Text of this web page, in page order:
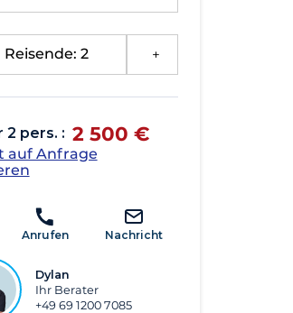
Reisende: 2
2 pers. : 2 500 €
auf Anfrage
Anrufen Nachricht
Dylan
Ihr Berater
+49 69 1200 7085